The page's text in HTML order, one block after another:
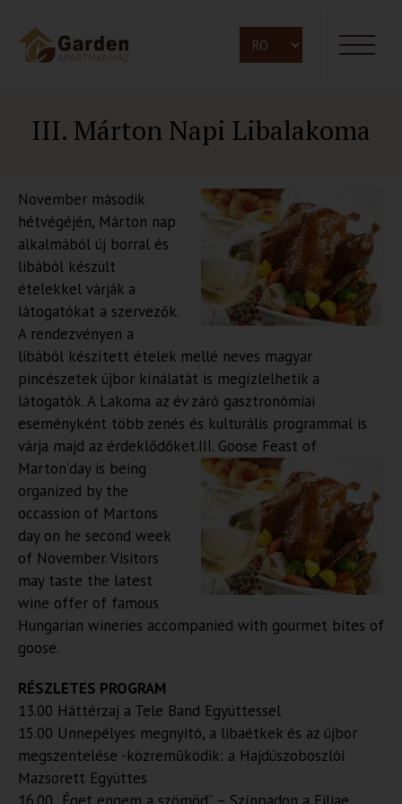
III. Márton Napi Libalakoma
November második
hétvégéjén, Márton nap
alkalmából új borral és
libából készült
ételekkel várják a
látogatókat a szervezők.
A rendezvényen a
libából készített ételek mellé neves magyar
pincészetek újbor kínálatát is megízlelhetik a
látogatók. A Lakoma az év záró gasztronómiai
eseményként több zenés és kulturális programmal is
várja majd az érdeklődőket.III. Goose Feast of
Marton’day is being
organized by the
occassion of Martons
day on he second week
of November. Visitors
may taste the latest
wine offer of famous
Hungarian wineries accompanied with gourmet bites of
goose.
RÉSZLETES PROGRAM
13.00 Háttérzaj a Tele Band Együttessel
15.00 Ünnepélyes megnyitó, a libaétkek és az újbor
megszentelése -közreműködik: a Hajdúszoboszlói
Mazsorett Együttes